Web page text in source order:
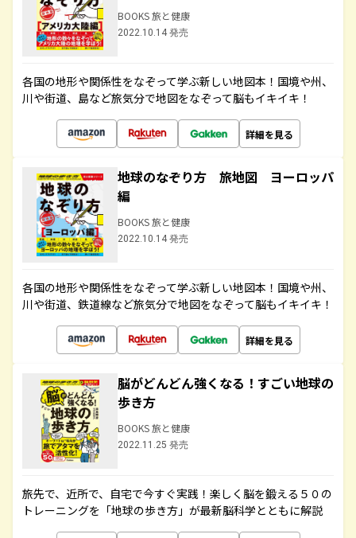
BOOKS 旅と健康
2022.10.14 発売
各国の地形や関係性をなぞって学ぶ新しい地図本！国境や州、
川や街道、島など旅気分で地図をなぞって脳もイキイキ！
詳細を見る
地球のなぞり方 旅地図 ヨーロッパ
編
BOOKS 旅と健康
2022.10.14 発売
各国の地形や関係性をなぞって学ぶ新しい地図本！国境や州、
川や街道、鉄道線など旅気分で地図をなぞって脳もイキイキ！
詳細を見る
脳がどんどん強くなる！すごい地球の
歩き方
BOOKS 旅と健康
2022.11.25 発売
旅先で、近所で、自宅で今すぐ実践！楽しく脳を鍛える５０の
トレーニングを「地球の歩き方」が最新脳科学とともに解説